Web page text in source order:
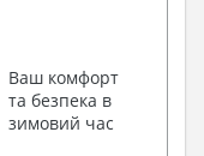
Ваш комфорт
та безпека в
зимовий час